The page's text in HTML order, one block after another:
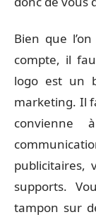
Bien que
compte, il
logo est un
marketing. Il
convienne
publicitaires,
supports.
tampon sur